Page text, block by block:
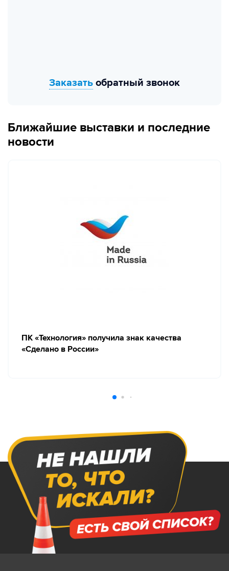
Заказать обратный звонок
Ближайшие выставки и последние
новости
ПК «Технология» получила знак качества
«Сделано в России»